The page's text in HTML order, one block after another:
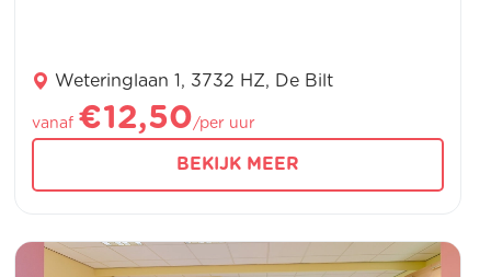
Weteringlaan 1, 3732 HZ, De Bilt
vanaf €12,50/per uur
BEKIJK MEER